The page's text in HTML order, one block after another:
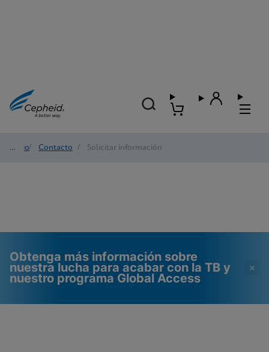
Inicio/ Contacto / Solicitar información
Obtenga más información sobre
nuestra lucha para acabar con la TB y
nuestro programa Global Access